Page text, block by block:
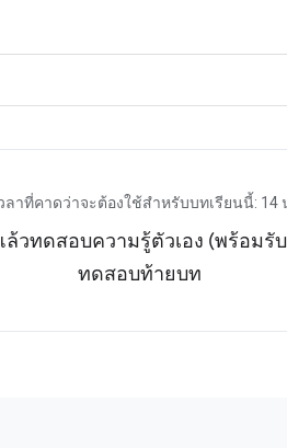
ลาที่คาดว่าจะต้องใช้สำหรับบทเรียนนี้: 14
วทดสอบความรู้ตัวเอง (พร้อมรั
ทดสอบท้ายบท